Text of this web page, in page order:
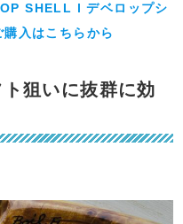
SHELL l デベロップシ
入はこちらから
狙いに抜群に効